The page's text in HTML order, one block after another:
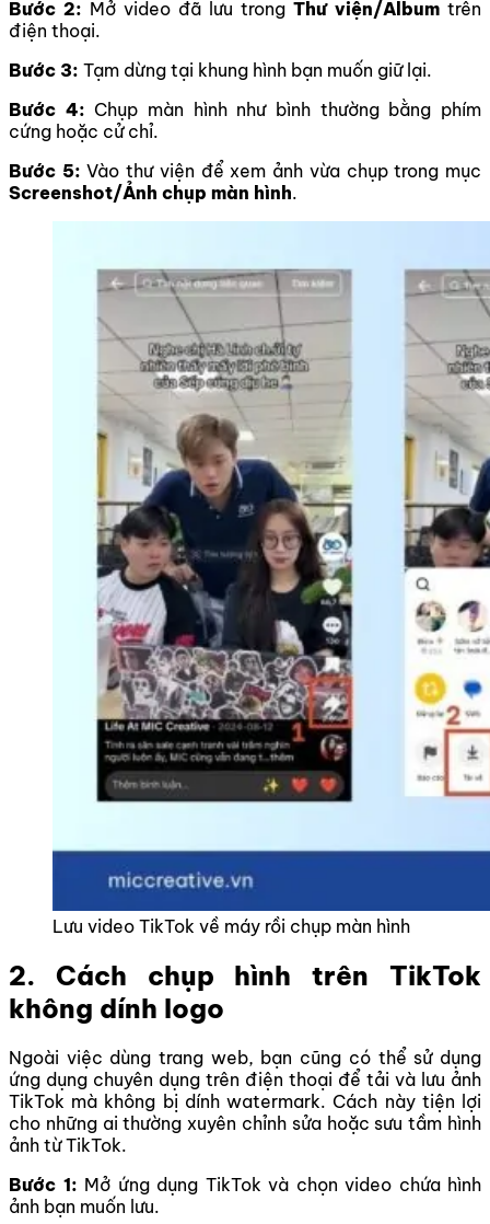
Bước 2: Mở video đã lưu trong Thư viện/Album trên
điện thoại.
Bước 3: Tạm dừng tại khung hình bạn muốn giữ lại.
Bước 4: Chụp màn hình như bình thường bằng phím
cứng hoặc cử chỉ.
Bước 5: Vào thư viện để xem ảnh vừa chụp trong mục
Screenshot/Ảnh chụp màn hình.
Lưu video TikTok về máy rồi chụp màn hình
2. Cách chụp hình trên TikTok
không dính logo
Ngoài việc dùng trang web, bạn cũng có thể sử dụng
ứng dụng chuyên dụng trên điện thoại để tải và lưu ảnh
TikTok mà không bị dính watermark. Cách này tiện lợi
cho những ai thường xuyên chỉnh sửa hoặc sưu tầm hình
ảnh từ TikTok.
Bước 1: Mở ứng dụng TikTok và chọn video chứa hình
ảnh bạn muốn lưu.